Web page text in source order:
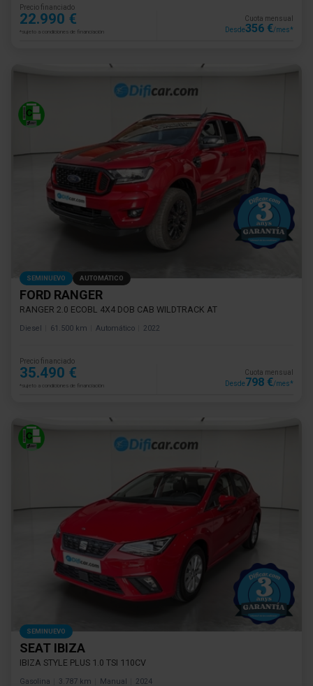
Precio financiado
22.990 €
*sujeto a condiciones de financiación
Cuota mensual
Desde356 €/mes*
SEMINUEVO AUTOMÁTICO
FORD RANGER
RANGER 2.0 ECOBL 4X4 DOB CAB WILDTRACK AT
Diesel 61.500 km Automático 2022
Precio financiado
35.490 €
*sujeto a condiciones de financiación
Cuota mensual
Desde798 €/mes*
SEMINUEVO
SEAT IBIZA
IBIZA STYLE PLUS 1.0 TSI 110CV
Gasolina 3.787 km Manual 2024